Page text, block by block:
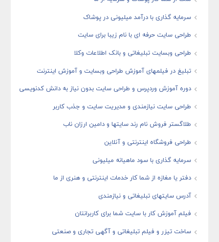
سرمایه گذاری با درآمد میلیونی در پوشاک
طراحی سایت حرفه ای با نام زیبا برای سایت
طراحی وبسایت تبلیغاتی و بانک اطلاعات وکلا
تبلیغ در فیلمهای آموزش طراحی وبسایت و آموزش اینترنت
دوره آموزش وردپرس و طراحی سایت بدون نیاز به دانش کدنویسی
طراحی سایت نیازمندی و مدیریت سایت و جذب کاربر
طلاگستر فروش نام رند سایتها و دامین ارزان ناب
طراحی فروشگاه اینترنتی و آنلاین
سرمایه گذاری با سود ماهیانه میلیونی
دفتر یا مغازه از شما کار خدمات اینترنتی و هنری از ما
آدرس سایتهای تبلیغاتی و نیازمندی
فیلم آموزش کار با سایت شما برای کاربرانتان
ساخت تیزر و فیلم تبلیغاتی و آگهی تجاری و صنعتی